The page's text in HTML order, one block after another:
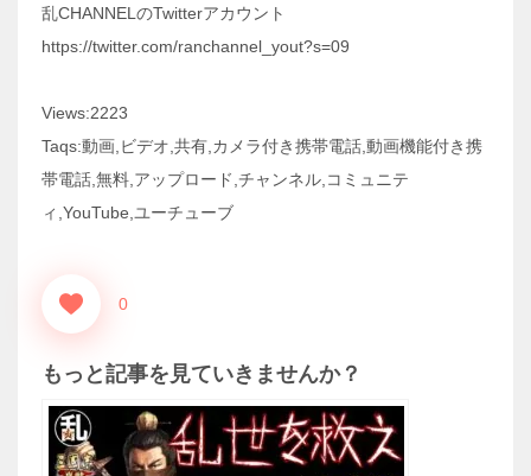
乱CHANNELのTwitterアカウント
https://twitter.com/ranchannel_yout?s=09
Views:2223
Taqs:動画,ビデオ,共有,カメラ付き携帯電話,動画機能付き携
帯電話,無料,アップロード,チャンネル,コミュニテ
ィ,YouTube,ユーチューブ
0
もっと記事を見ていきませんか？